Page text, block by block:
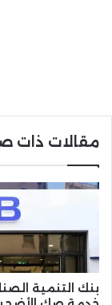
مقالات ذات
بنك التنمية